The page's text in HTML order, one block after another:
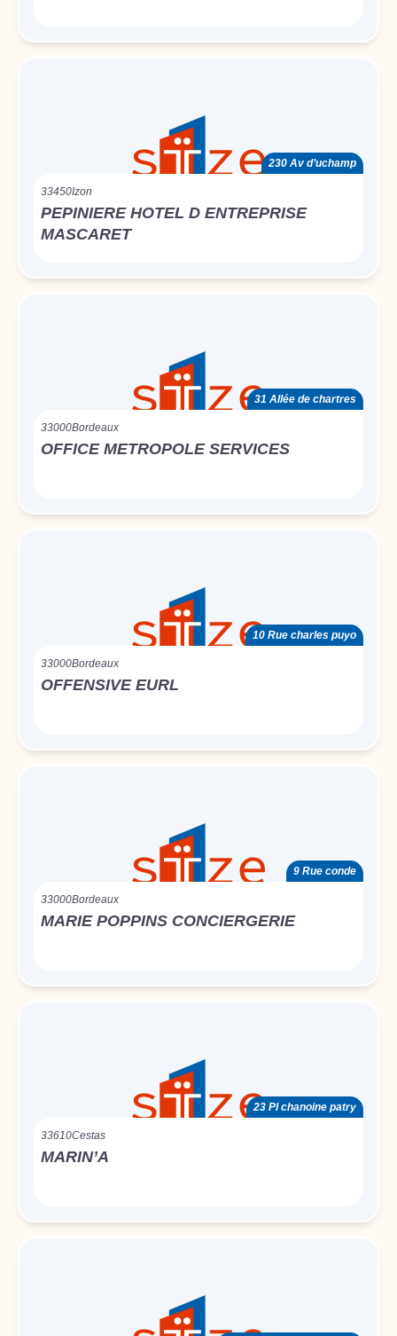
230 Av d’uchamp
33450Izon
PEPINIERE HOTEL D ENTREPRISE
MASCARET
31 Allée de chartres
33000Bordeaux
OFFICE METROPOLE SERVICES
10 Rue charles puyo
33000Bordeaux
OFFENSIVE EURL
9 Rue conde
33000Bordeaux
MARIE POPPINS CONCIERGERIE
23 Pl chanoine patry
33610Cestas
MARIN’A